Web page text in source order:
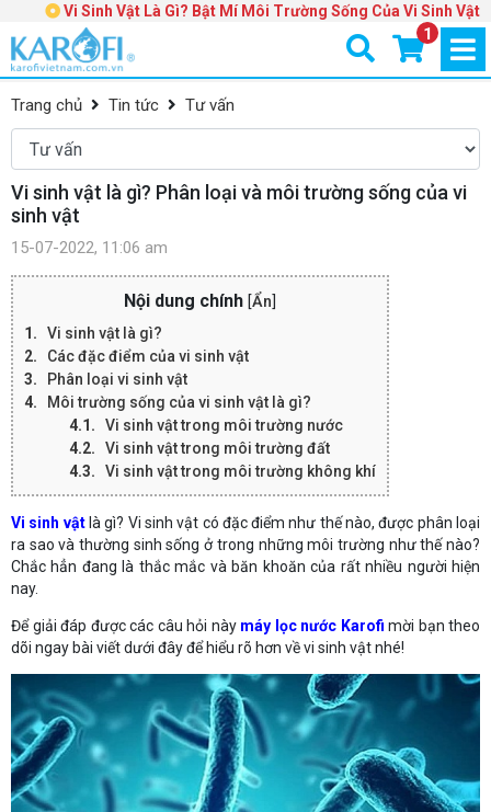
Vi Sinh Vật Là Gì? Bật Mí Môi Trường Sống Của Vi Sinh Vật
1
Trang chủ Tin tức Tư vấn
Vi sinh vật là gì? Phân loại và môi trường sống của vi
sinh vật
15-07-2022, 11:06 am
Nội dung chính [Ẩn
Vi sinh vật là gì?
Các đặc điểm của vi sinh vật
Phân loại vi sinh vật
Môi trường sống của vi sinh vật là gì?
Vi sinh vật trong môi trường nước
Vi sinh vật trong môi trường đất
Vi sinh vật trong môi trường không khí
Vi sinh vậtlà gì? Vi sinh vật có đặc điểm như thế nào, được phân loại
ra sao và thường sinh sống ở trong những môi trường như thế nào?
Chắc hẳn đang là thắc mắc và băn khoăn của rất nhiều người hiện
nay.
Để giải đáp được các câu hỏi này máy lọc nước Karofi mời bạn theo
dõi ngay bài viết dưới đây để hiểu rõ hơn về vi sinh vật nhé!